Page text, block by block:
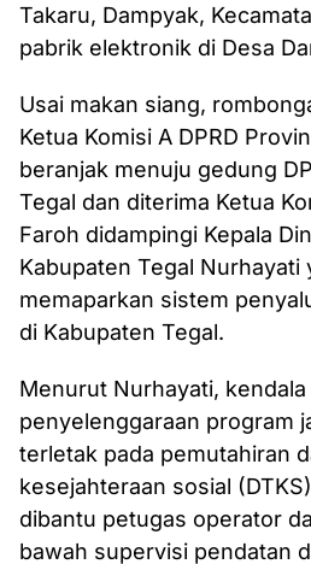
Takaru, Dampyak,
pabrik elektronik di Desa
Usai makan siang,
Ketua Komisi A DPRD
beranjak menuju gedung
Tegal dan diterima Ketua
Faroh didampingi Kepala
Kabupaten Tegal Nurhayati
memaparkan sistem
di Kabupaten Tegal.
Menurut Nurhayati, kendala
penyelenggaraan program
terletak pada pemutahiran
kesejahteraan sosial
dibantu petugas operator
bawah supervisi pendatan